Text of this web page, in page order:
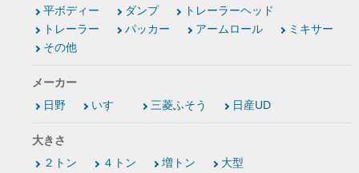
平ボディー
ダンプ
トレーラーヘッド
トレーラー
パッカー アームロール
ミキサー
その他
メーカー
日野
いすゞ 三菱ふそう 日産UD
大きさ
２トン
４トン 増トン 大型